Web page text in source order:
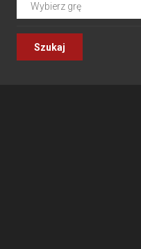
Wybierz grę